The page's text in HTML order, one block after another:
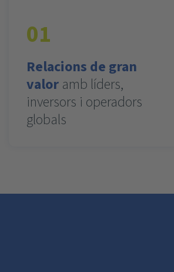
01
Relacions de gran
valor amb líders,
inversors i operadors
globals